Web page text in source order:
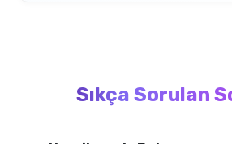
Sıkça Sorulan